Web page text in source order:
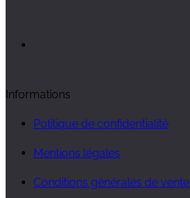
Informations
Politique de confidentialité
Mentions légales
Conditions générales de vente